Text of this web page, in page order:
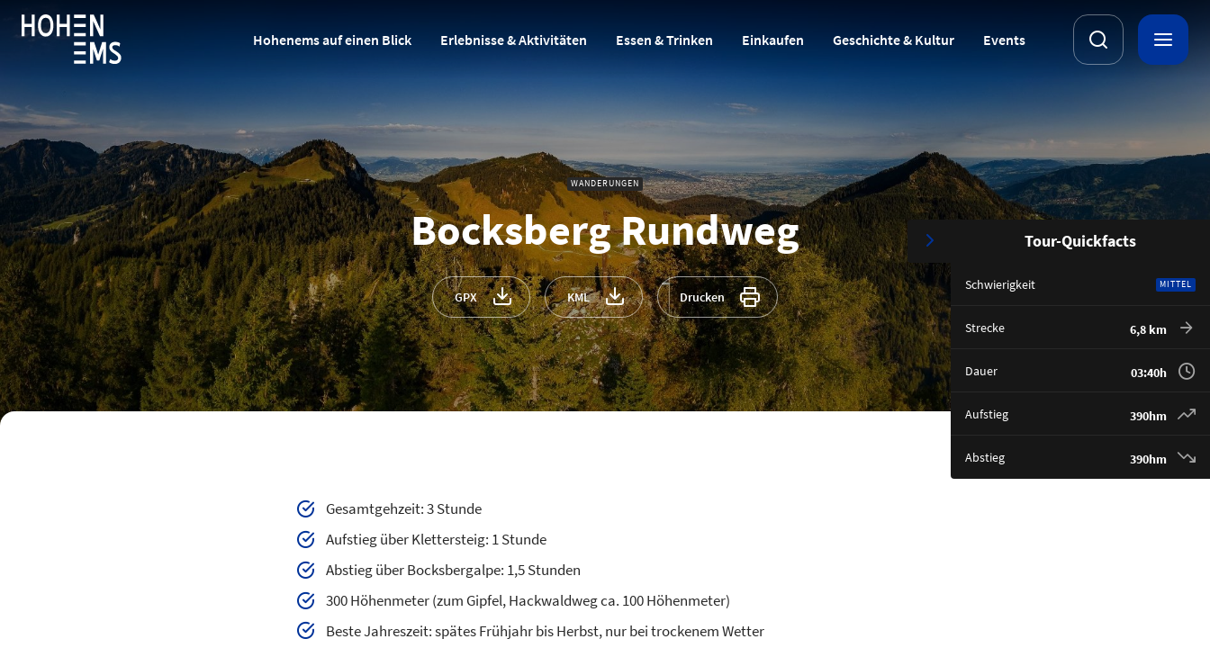
Hohenems auf einen Blick Erlebnisse & Aktivitäten Essen & Trinken Einkaufen Geschichte & Kultur Events
WANDERUNGEN
Bocksberg Rundweg
GPX KML Drucken
Gesamtgehzeit: 3 Stunde
Aufstieg über Klettersteig: 1 Stunde
Abstieg über Bocksbergalpe: 1,5 Stunden
300 Höhenmeter (zum Gipfel, Hackwaldweg ca. 100 Höhenmeter)
Beste Jahreszeit: spätes Frühjahr bis Herbst, nur bei trockenem Wetter
Tour-Quickfacts
Schwierigkeit MITTEL
Strecke 6,8 km
Dauer 03:40h
Aufstieg 390hm
Abstieg 390hm